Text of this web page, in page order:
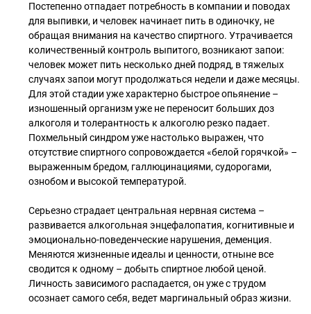
Постепенно отпадает потребность в компании и поводах
для выпивки, и человек начинает пить в одиночку, не
обращая внимания на качество спиртного. Утрачивается
количественный контроль выпитого, возникают запои:
человек может пить несколько дней подряд, в тяжелых
случаях запои могут продолжаться недели и даже месяцы.
Для этой стадии уже характерно быстрое опьянение –
изношенный организм уже не переносит больших доз
алкоголя и толерантность к алкоголю резко падает.
Похмельный синдром уже настолько выражен, что
отсутствие спиртного сопровождается «белой горячкой» –
выраженным бредом, галлюцинациями, судорогами,
ознобом и высокой температурой.
Серьезно страдает центральная нервная система –
развивается алкогольная энцефалопатия, когнитивные и
эмоционально-поведенческие нарушения, деменция.
Меняются жизненные идеалы и ценности, отныне все
сводится к одному – добыть спиртное любой ценой.
Личность зависимого распадается, он уже с трудом
осознает самого себя, ведет маргинальный образ жизни.